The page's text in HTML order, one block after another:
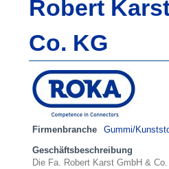
Robert
Co. KG
Firmenbranche Gummi/
Geschäftsbeschreibung
Die Fa. Robert Karst GmbH &